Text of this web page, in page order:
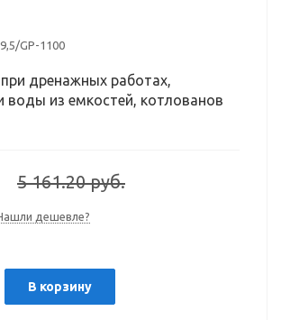
GP-1100
дренажных работах,
воды из емкостей, котлованов
5 161.20 руб.
дешевле?
В корзину